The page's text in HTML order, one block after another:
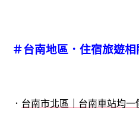
＃台南地區．住宿旅遊
． 台南市北區｜台南車站均一